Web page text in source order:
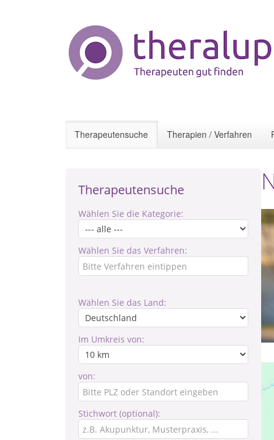
Therapeutensuche Therapien / Verfahren
Therapeutensuche
Wählen Sie die Kategorie:
Wählen Sie das Verfahren:
Wählen Sie das Land:
Im Umkreis von:
von:
Stichwort (optional):